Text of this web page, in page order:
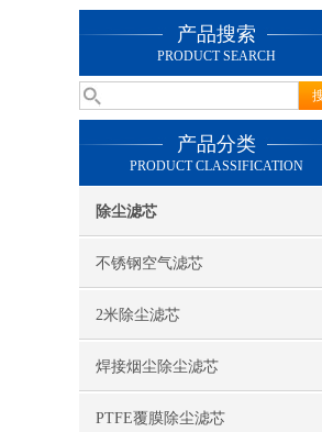
产品搜索
PRODUCT SEARCH
产品分类
PRODUCT CLASSIFICATION
除尘滤芯
不锈钢空气滤芯
2米除尘滤芯
焊接烟尘除尘滤芯
PTFE覆膜除尘滤芯